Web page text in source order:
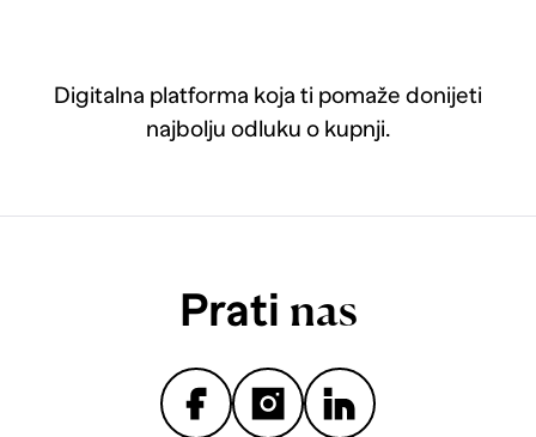
Digitalna platforma koja ti pomaže donijeti
najbolju odluku o kupnji.
Prati nas